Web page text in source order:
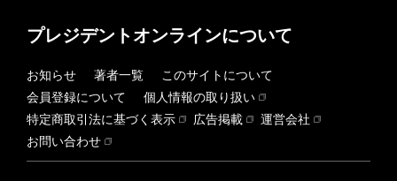
プレジデントオンラインについて
お知らせ 著者一覧
このサイトについて
会員登録について
個人情報の取り扱い
特定商取引法に基づく表示
広告掲載
運営会社
お問い合わせ